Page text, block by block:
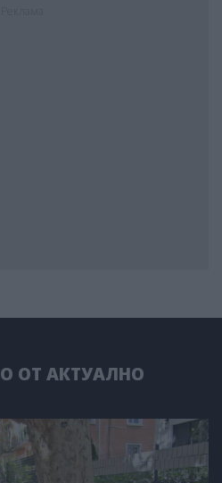
ОТ АКТУАЛНО